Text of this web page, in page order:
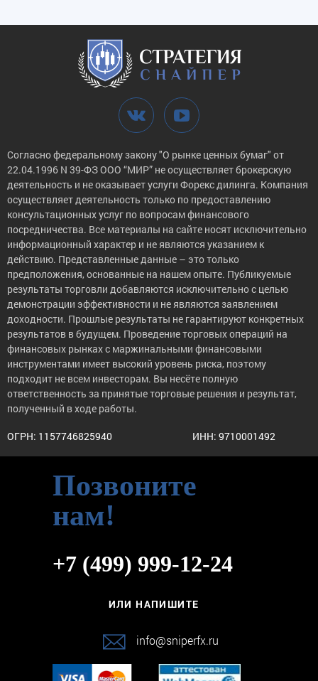
Согласно федеральному закону "О рынке ценных бумаг" от
22.04.1996 N 39-ФЗ ООО “МИР” не осуществляет брокерскую
деятельность и не оказывает услуги Форекс дилинга. Компания
осуществляет деятельность только по предоставлению
консультационных услуг по вопросам финансового
посредничества. Все материалы на сайте носят исключительно
информационный характер и не являются указанием к
действию. Представленные данные – это только
предположения, основанные на нашем опыте. Публикуемые
результаты торговли добавляются исключительно с целью
демонстрации эффективности и не являются заявлением
доходности. Прошлые результаты не гарантируют конкретных
результатов в будущем. Проведение торговых операций на
финансовых рынках с маржинальными финансовыми
инструментами имеет высокий уровень риска, поэтому
подходит не всем инвесторам. Вы несёте полную
ответственность за принятые торговые решения и результат,
полученный в ходе работы.
ОГРН: 1157746825940 ИНН: 9710001492
Позвоните
нам!
+7 (499) 999-12-24
ИЛИ НАПИШИТЕ
info@sniperfx.ru